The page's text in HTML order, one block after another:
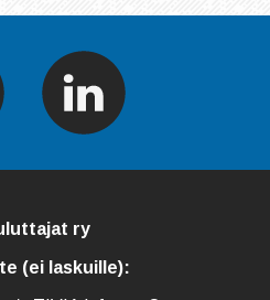
ry
(ei laskuille):